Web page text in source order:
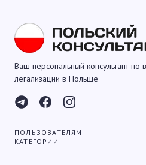
Ваш персональный консультант по
легализации в Польше
ПОЛЬЗОВАТЕЛЯМ
КАТЕГОРИИ